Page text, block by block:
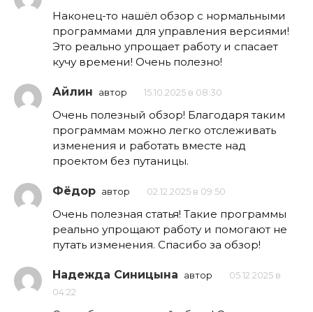
Наконец-то нашёл обзор с нормальными
программами для управления версиями!
Это реально упрощает работу и спасает
кучу времени! Очень полезно!
Айлин автор 15.10.2025 в 08:30
Очень полезный обзор! Благодаря таким
программам можно легко отслеживать
изменения и работать вместе над
проектом без путаницы.
Фёдор автор 02.12.2025 в 09:50
Очень полезная статья! Такие программы
реально упрощают работу и помогают не
путать изменения. Спасибо за обзор!
Надежда Синицына автор
05.12.2025 в
04:22